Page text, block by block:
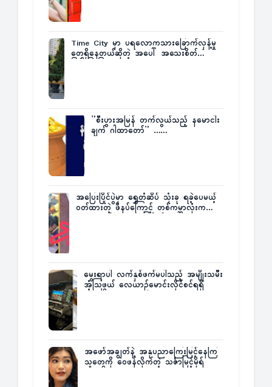
Time City မှာ ပရလောကသားခြောက်လှန့်မှု
တွေရှိနေတယ်ဆိုတဲ့ အပေါ် အသေးစိတ်
”စီးပွားအမြန် တက်လွယ်သည့် နမောငါး
ချက် ဂါထာတော်” ……
အပြေးပြိုင်ပွဲမှာ ရွှေတံဆိပ် သုံးခု ရခဲ့ပေမယ့်
ဝတ်ထားတဲ့ ဖိနပ်ကြောင့် တစ်ကမ္ဘာလုံးက
မွေးရာပါ လက်နှစ်ဖက်မပါသည့် အမျိုးသမီး
အံ့သြဖွယ် လေယာဉ်မောင်းလိုင်စင်ရရှိ
အဖော်အချွတ်နဲ့ အနုပညာကြေးမြင့်နေကြ
သူတွေကို ဝေဖန်လိုက်တဲ့ သင်္ဇာမြင့်မိုရ်